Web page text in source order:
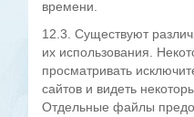
времени.
12.3. Существуют
их использования.
просматривать
сайтов и видеть
Отдельные файлы